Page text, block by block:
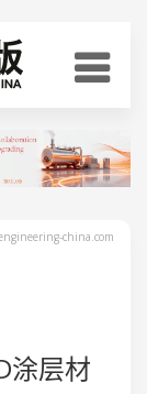
china.com
涂层材